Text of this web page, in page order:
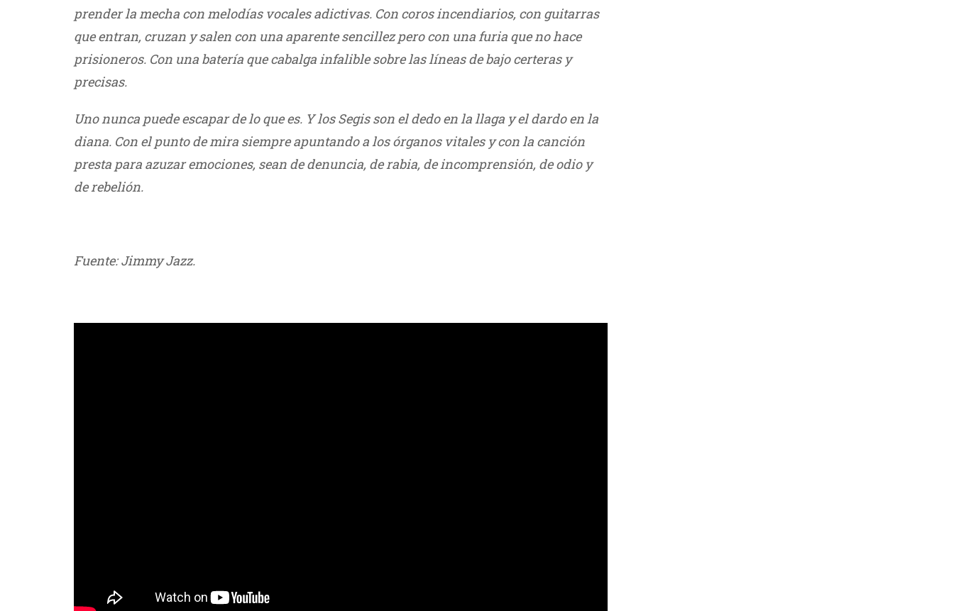
prender la mecha con melodías vocales adictivas. Con coros incendiarios, con guitarras
que entran, cruzan y salen con una aparente sencillez pero con una furia que no hace
prisioneros. Con una batería que cabalga infalible sobre las líneas de bajo certeras y
precisas.
Uno nunca puede escapar de lo que es. Y los Segis son el dedo en la llaga y el dardo en la
diana. Con el punto de mira siempre apuntando a los órganos vitales y con la canción
presta para azuzar emociones, sean de denuncia, de rabia, de incomprensión, de odio y
de rebelión.
Fuente: Jimmy Jazz.